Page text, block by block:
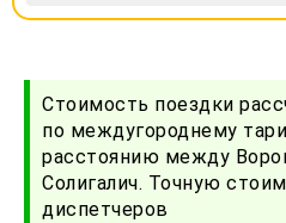
Стоимость поездки
по междугороднему
расстоянию между
Солигалич. Точную
диспетчеров